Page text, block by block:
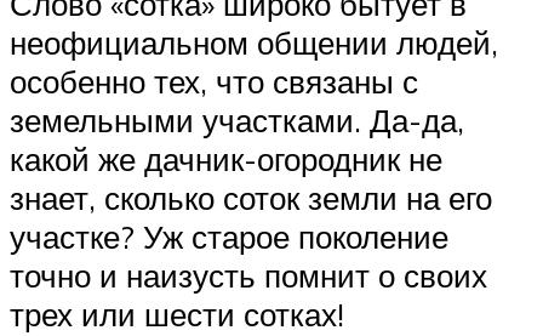
неофициальном общении людей,
особенно тех, что связаны с
земельными участками. Да-да,
какой же дачник-огородник не
знает, сколько соток земли на его
участке? Уж старое поколение
точно и наизусть помнит о своих
трех или шести сотках!